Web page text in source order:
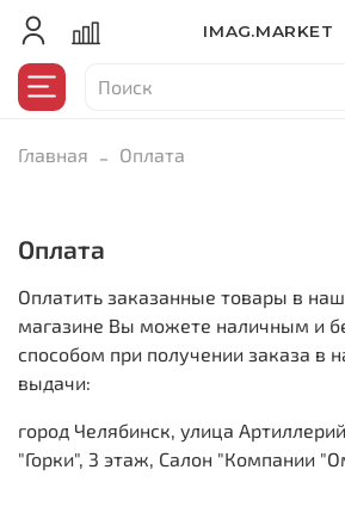
IMAG.MARKET
Главная Оплата
Оплата
Оплатить заказанные товары в
магазине Вы можете наличным и
способом при получении заказа в
выдачи:
город Челябинск, улица
"Горки", 3 этаж, Салон "Компании